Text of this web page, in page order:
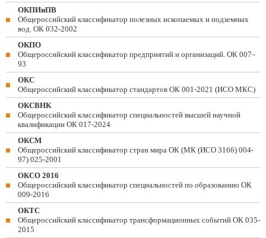
ОКПИиПВ
Общероссийский классификатор полезных ископаемых и подземных
вод. ОК 032-2002
ОКПО
Общероссийский классификатор предприятий и организаций. ОК 007–
93
ОКС
Общероссийский классификатор стандартов ОК 001-2021 (ИСО МКС)
ОКСВНК
Общероссийский классификатор специальностей высшей научной
квалификации ОК 017-2024
ОКСМ
Общероссийский классификатор стран мира ОК (МК (ИСО 3166) 004-
97) 025-2001
ОКСО 2016
Общероссийский классификатор специальностей по образованию ОК
009-2016
ОКТС
Общероссийский классификатор трансформационных событий ОК 035-
2015